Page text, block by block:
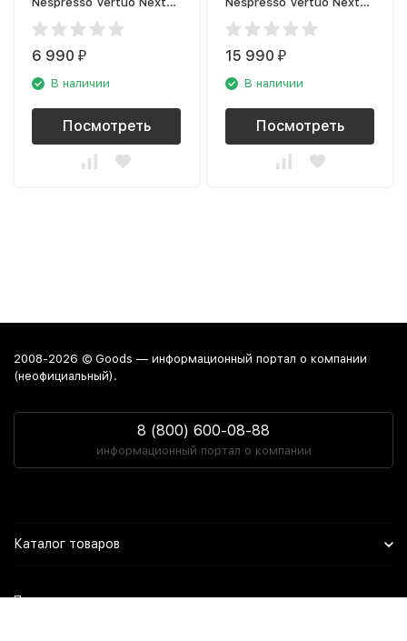
GCV1 Cherry Red
6 990₽
В наличии
Посмотреть
GCV1 Chrome
15 990₽
В наличии
Посмотреть
2008-2026 © Goods — информационный портал о компании
(неофициальный).
8 (800) 600-08-88
информационный портал о компании
Каталог товаров
Политика персональных данных